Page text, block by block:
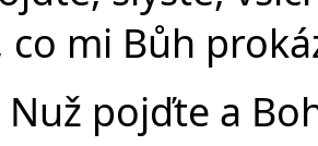
mi Bůh
Nuž pojďte a